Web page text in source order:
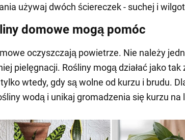
używaj dwóch ściereczek - suchej i
domowe mogą pomóc
oczyszczają powietrze. Nie należy
pielęgnacji. Rośliny mogą działać jako tak
wtedy, gdy są wolne od kurzu i brudu.
wodą i unikaj gromadzenia się kurzu na